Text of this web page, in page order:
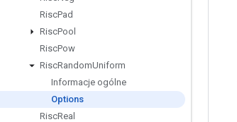
RiscPad
RiscPool
RiscPow
RiscRandomUniform
Informacje ogólne
Options
RiscReal